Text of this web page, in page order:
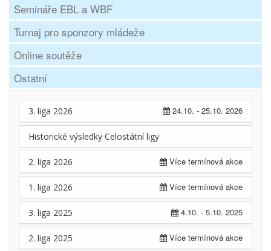
Semináře EBL a WBF
Turnaj pro sponzory mládeže
Online soutěže
Ostatní
24.10. - 25.10. 2026
3. liga 2026
Historické výsledky Celostátní ligy
Více termínová akce
2. liga 2026
Více termínová akce
1. liga 2026
4.10. - 5.10. 2025
3. liga 2025
Více termínová akce
2. liga 2025